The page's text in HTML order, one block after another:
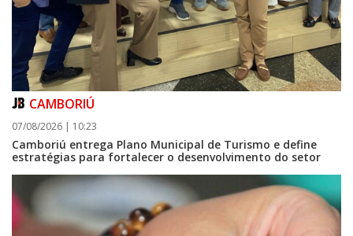
09/08/2026 | 07:00
Prefeitura de Balneário Piçarras realiza leilão eletrônico de bens móveis
e terrenos do IPRESP
CAMBORIÚ
07/08/2026 | 10:23
Camboriú entrega Plano Municipal de Turismo e define
estratégias para fortalecer o desenvolvimento do setor